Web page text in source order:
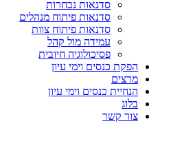
סדנאות נבחרות
סדנאות פיתוח מנהלים
סדנאות פיתוח צוות
עמידה מול קהל
פסיכולוגיה חיובית
הפקת כנסים וימי עיון
מרצים
הנחיית כנסים וימי עיון
בלוג
צור קשר